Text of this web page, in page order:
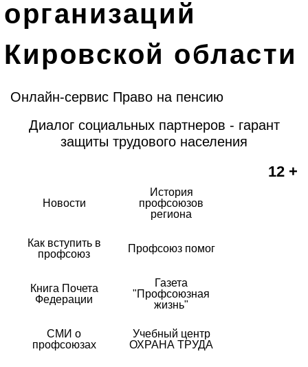
организаций
Кировской области
Онлайн-сервис Право на пенсию
Диалог социальных партнеров - гарант
защиты трудового населения
12 +
Новости
История
профсоюзов
региона
Как вступить в
профсоюз
Профсоюз помог
Книга Почета
Федерации
Газета
"Профсоюзная
жизнь"
СМИ о
профсоюзах
Учебный центр
ОХРАНА ТРУДА